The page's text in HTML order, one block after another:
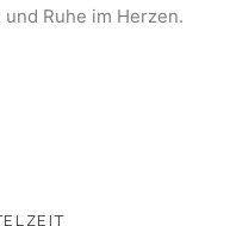
Ruhe im Herzen.